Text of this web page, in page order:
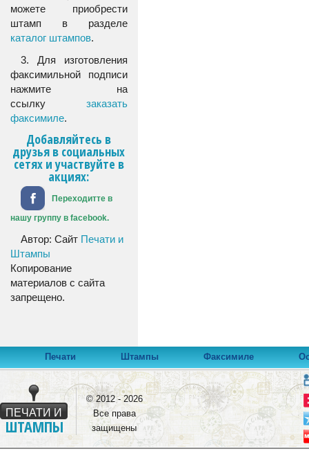
можете приобрести
штамп в разделе
каталог штампов.
3. Для изготовления
факсимильной подписи
нажмите на
ссылку заказать
факсимиле.
Добавляйтесь в
друзья в социальных
сетях и участвуйте в
акциях:
Переходитте в
нашу группу в facebook.
Автор: Сайт Печати и
Штампы
Копирование
материалов с сайта
запрещено.
Печати Штампы Факсимиле
ПЕЧАТИ И
ШТАМПЫ
© 2012 - 2026
Все права
защищены